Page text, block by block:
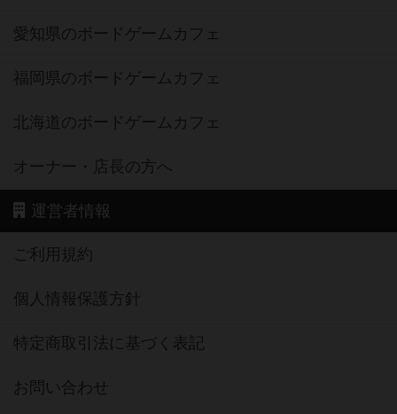
愛知県のボードゲームカフェ
福岡県のボードゲームカフェ
北海道のボードゲームカフェ
オーナー・店長の方へ
運営者情報
ご利用規約
個人情報保護方針
特定商取引法に基づく表記
お問い合わせ